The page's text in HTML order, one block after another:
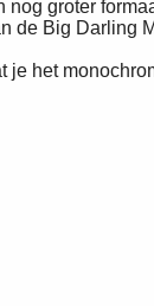
nog groter
de Big Darling
het